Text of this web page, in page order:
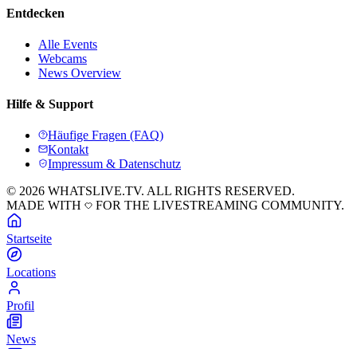
Entdecken
Alle Events
Webcams
News Overview
Hilfe & Support
Häufige Fragen (FAQ)
Kontakt
Impressum & Datenschutz
© 2026 WHATSLIVE.TV. ALL RIGHTS RESERVED.
MADE WITH
FOR THE LIVESTREAMING COMMUNITY.
Startseite
Locations
Profil
News